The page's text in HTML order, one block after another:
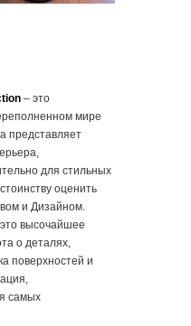
– это
мире
представляет
для стильных
оценить
и Дизайном.
высочайшее
о деталях,
поверхностей и
самых